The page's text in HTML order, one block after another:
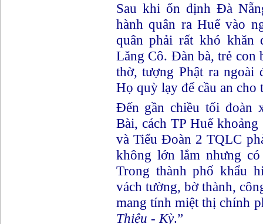
Sau khi ổn định Đà
hành quân ra Huế vào
quân phải rất khó khăn
Lăng Cô. Đàn bà, trẻ con
thờ, tượng Phật ra ngoài
Họ quỳ lạy để cầu an cho
Đến gần chiều tối đoàn
Bài, cách TP Huế
và Tiểu Đoàn 2 TQLC
không lớn lắm nhưng
Trong thành phố khẩu
vách tường, bờ thành,
mang tính miệt thị chính
Thiệu - Kỳ.”